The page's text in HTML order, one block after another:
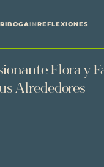
INREFLEXIONES
Flora y
Alrededores